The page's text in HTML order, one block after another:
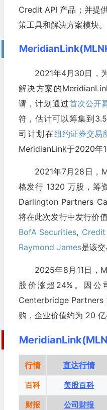
Credit API 产品；并提
策工具和解决方案模块。
2021年4月30日，
解决方案的
请，计划通过首次公开
符，估计可以筹集到
司计划在纽约证券交易
MeridianLink于2020年
2021年7月28日，
格发行 1320 万股，筹
Darlington Partners
将在此次发行中发行价
BofA Securities, Credit
Raymond James是该交
2025年8月11日，
股价涨超24%。因公
Centerbridge Partners
购，企业价值约为 20 亿
行情 直达行情
百科 美股百科
财报 公司财报